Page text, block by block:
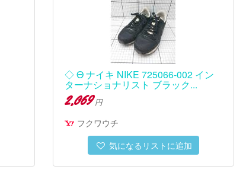
◇ Θ ナイキ NIKE 725066-002 イン
ターナショナリスト ブラック...
2,069 円
フクワウチ
気になるリストに追加